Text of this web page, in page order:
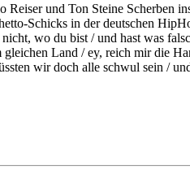
und Ton Steine
Schicks in der deutschen
wo du bist / und hast was
Land / ey, reich mir die
wir doch alle schwul sein /